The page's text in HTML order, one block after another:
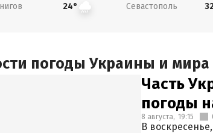
24° Севастополь
погоды Украины и мира
Часть
погоды
8 августа, 19:15
В